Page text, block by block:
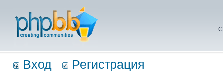
Вход Регистрация